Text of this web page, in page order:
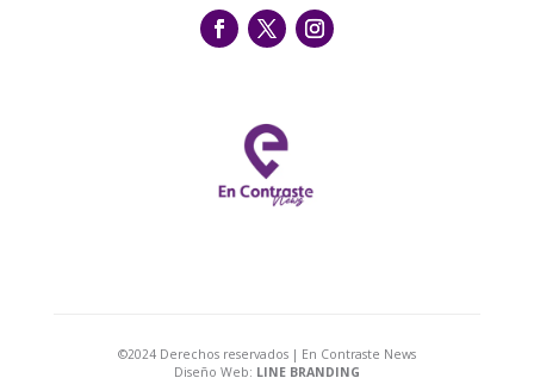
©2024 Derechos reservados | En Contraste News
Diseño Web: LINE BRANDING